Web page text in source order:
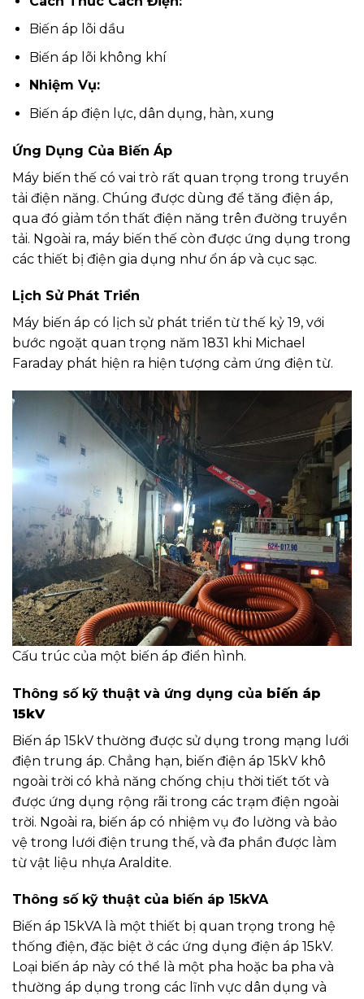
Biến áp lõi dầu
Biến áp lõi không khí
Nhiệm Vụ:
Biến áp điện lực, dân dụng, hàn, xung
Ứng Dụng Của Biến Áp
Máy biến thế có vai trò rất quan trọng trong truyền
tải điện năng. Chúng được dùng để tăng điện áp,
qua đó giảm tổn thất điện năng trên đường truyền
tải. Ngoài ra, máy biến thế còn được ứng dụng trong
các thiết bị điện gia dụng như ổn áp và cục sạc.
Lịch Sử Phát Triển
Máy biến áp có lịch sử phát triển từ thế kỷ 19, với
bước ngoặt quan trọng năm 1831 khi Michael
Faraday phát hiện ra hiện tượng cảm ứng điện từ.
Cấu trúc của một biến áp điển hình.
Thông số kỹ thuật và ứng dụng của biến áp
15kV
Biến áp 15kV thường được sử dụng trong mạng lưới
điện trung áp. Chẳng hạn, biến điện áp 15kV khô
ngoài trời có khả năng chống chịu thời tiết tốt và
được ứng dụng rộng rãi trong các trạm điện ngoài
trời. Ngoài ra, biến áp có nhiệm vụ đo lường và bảo
vệ trong lưới điện trung thế, và đa phần được làm
từ vật liệu nhựa Araldite.
Thông số kỹ thuật của biến áp 15kVA
Biến áp 15kVA là một thiết bị quan trọng trong hệ
thống điện, đặc biệt ở các ứng dụng điện áp 15kV.
Loại biến áp này có thể là một pha hoặc ba pha và
thường áp dụng trong các lĩnh vực dân dụng và